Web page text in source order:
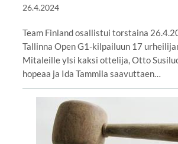
26.4.2024
Team Finland osallistui torstaina
Tallinna Open G1-kilpailuun 17
Mitaleille ylsi kaksi ottelija, Otto
hopeaa ja Ida Tammila saavuttaen…